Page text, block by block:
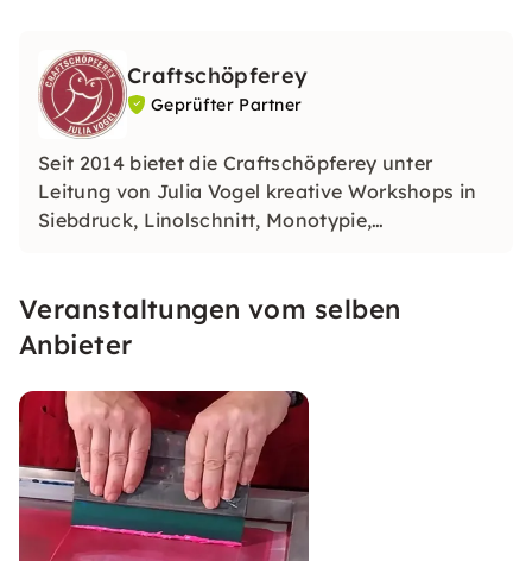
Craftschöpferey
Geprüfter Partner
Seit 2014 bietet die Craftschöpferey unter
Leitung von Julia Vogel kreative Workshops in
Siebdruck, Linolschnitt, Monotypie,
Profis, zum Experimentieren, Gestalten und
Entdecken.
Veranstaltungen vom selben
Anbieter